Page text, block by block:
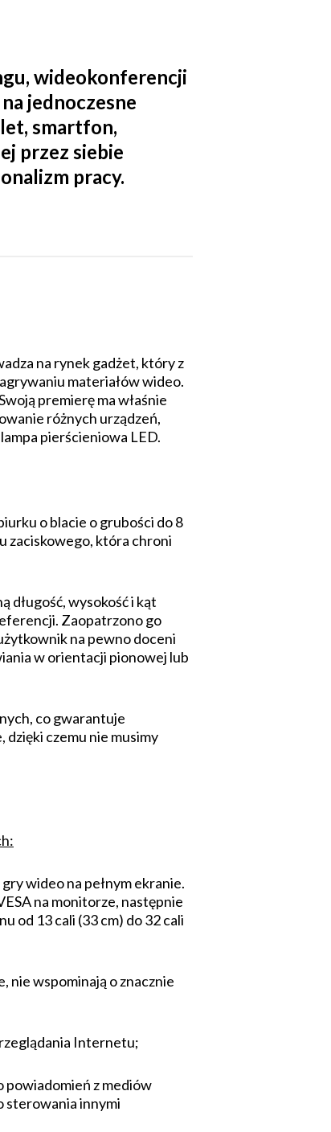
wideokonferencji
jednoczesne
smartfon,
przez siebie
pracy.
na rynek gadżet, który z
materiałów wideo.
premierę ma właśnie
różnych urządzeń,
pierścieniowa LED.
o blacie o grubości do 8
zaciskowego, która chroni
długość, wysokość i kąt
Zaopatrzono go
na pewno doceni
w orientacji pionowej lub
co gwarantuje
dzięki czemu nie musimy
wideo na pełnym ekranie.
na monitorze, następnie
od 13 cali (33 cm) do 32 cali
nie wspominają o znacznie
Internetu;
powiadomień z mediów
sterowania innymi